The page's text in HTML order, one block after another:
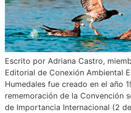
Escrito por Adriana Castro,
Editorial de Conexión Ambiental
Humedales fue creado en el año
rememoración de la Convención
de Importancia Internacional (2